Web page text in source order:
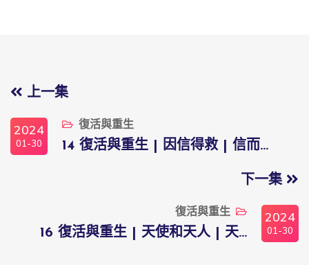
上一集
2024
01-30
復活與重生
14 復活與重生 | 因信得救 | 信而...
下一集
2024
01-30
復活與重生
16 復活與重生 | 天使和天人 | 天...